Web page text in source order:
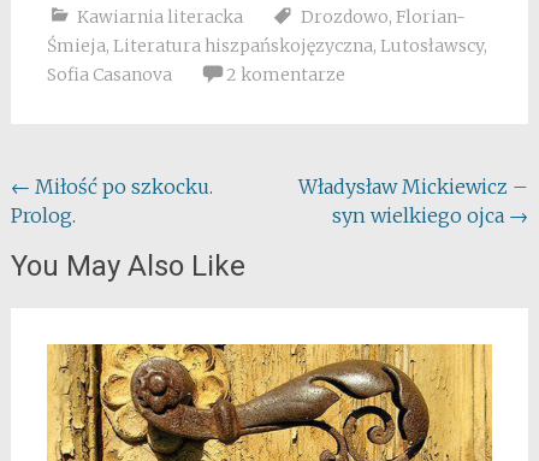
Kawiarnia literacka Drozdowo, Florian-
Śmieja, Literatura hiszpańskojęzyczna, Lutosławscy,
Sofia Casanova
2 komentarze
Post
navigation
← Miłość po szkocku.
Prolog.
Władysław Mickiewicz –
syn wielkiego ojca →
You May Also Like